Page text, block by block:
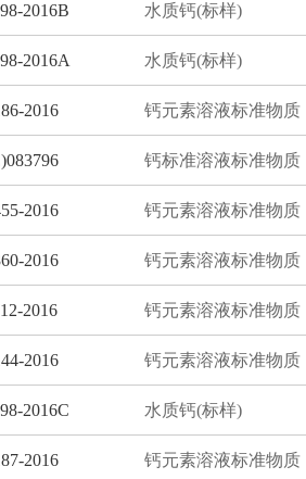
2016B 水质钙(标样)
2016A 水质钙(标样)
2016 钙元素溶液标准物质
钙标准溶液标准物质
2016 钙元素溶液标准物质
2016 钙元素溶液标准物质
2016 钙元素溶液标准物质
2016 钙元素溶液标准物质
2016C 水质钙(标样)
2016 钙元素溶液标准物质